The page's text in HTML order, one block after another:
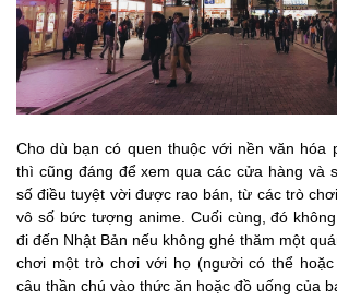
Cho dù bạn có quen thuộc với nền văn hóa
thì cũng đáng để xem qua các cửa hàng và
số điều tuyệt vời được rao bán, từ các trò
vô số bức tượng anime. Cuối cùng, đó
đi đến Nhật Bản nếu không ghé thăm một
chơi một trò chơi với họ (người có thể
câu thần chú vào thức ăn hoặc đồ uống của